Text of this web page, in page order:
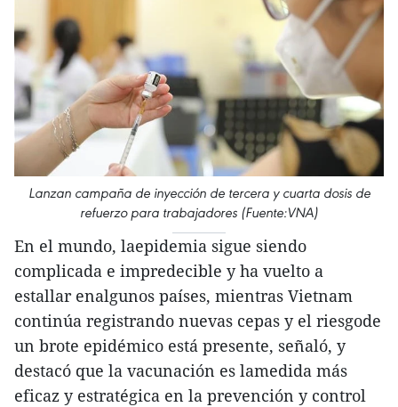
Lanzan campaña de inyección de tercera y cuarta dosis de
refuerzo para trabajadores (Fuente:VNA)
En el mundo, laepidemia sigue siendo
complicada e impredecible y ha vuelto a
estallar enalgunos países, mientras Vietnam
continúa registrando nuevas cepas y el riesgode
un brote epidémico está presente, señaló, y
destacó que la vacunación es lamedida más
eficaz y estratégica en la prevención y control